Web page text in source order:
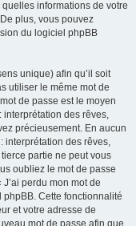
informations de votre
plus, vous pouvez
du logiciel phpBB
unique) afin qu’il soit
utiliser le même mot de
de passe est le moyen
interprétation des rêves,
précieusement. En aucun
interprétation des rêves,
partie ne peut vous
oubliez le mot de passe
perdu mon mot de
Cette fonctionnalité
et votre adresse de
mot de passe afin que